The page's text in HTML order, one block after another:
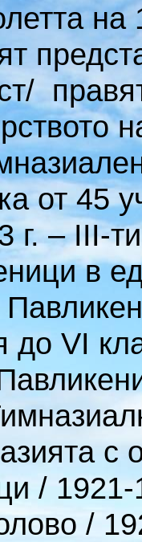
на
от 45
г. – III-
в
до VI
с
/ 1921-
/